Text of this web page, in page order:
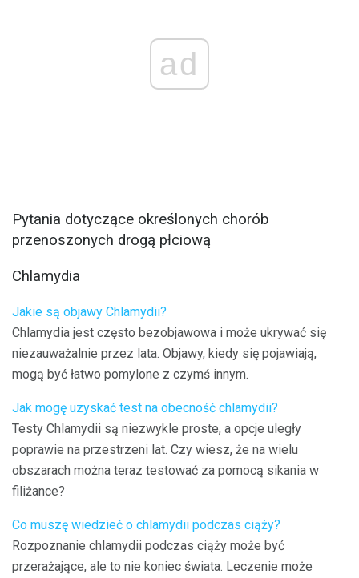
ad
Pytania dotyczące określonych chorób
przenoszonych drogą płciową
Chlamydia
Jakie są objawy Chlamydii?
Chlamydia jest często bezobjawowa i może ukrywać się
niezauważalnie przez lata. Objawy, kiedy się pojawiają,
mogą być łatwo pomylone z czymś innym.
Jak mogę uzyskać test na obecność chlamydii?
Testy Chlamydii są niezwykle proste, a opcje uległy
poprawie na przestrzeni lat. Czy wiesz, że na wielu
obszarach można teraz testować za pomocą sikania w
filiżance?
Co muszę wiedzieć o chlamydii podczas ciąży?
Rozpoznanie chlamydii podczas ciąży może być
przerażające, ale to nie koniec świata. Leczenie może